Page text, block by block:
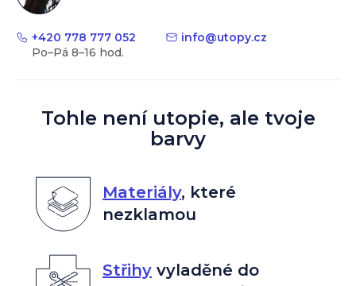
+420 778 777 052 info@utopy.cz
Tohle není utopie, ale tvoje
barvy
Materiály, které
nezklamou
Střihyvyladěné do